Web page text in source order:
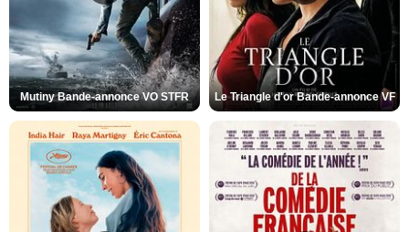
Mutiny Bande-annonce VO STFR Le Triangle d'or Bande-annonce VF